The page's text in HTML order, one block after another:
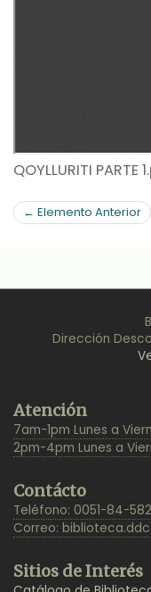
QOYLLURITI PARTE
← Elemento Anterior
Dirección
Atención
7am-1pm Lunes a
2pm-4pm Lunes a
Contácto
Teléfono: 0051-84-
Correo:
Sitios de Interés